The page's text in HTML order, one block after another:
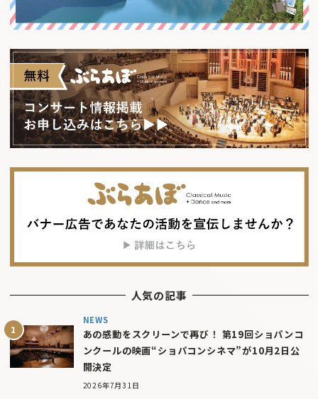
人気の記事
NEWS
あの感動をスクリーンで再び！ 第19回ショパンコ
ンクールの映画“ショパコンシネマ”が10月2日公
開決定
2026年7月31日